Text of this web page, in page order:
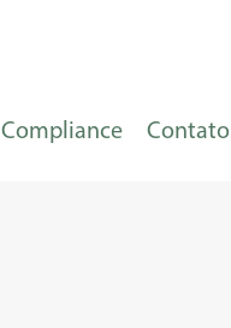
Compliance Contato